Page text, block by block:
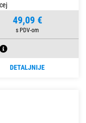
49,09 €
DETALJNIJE